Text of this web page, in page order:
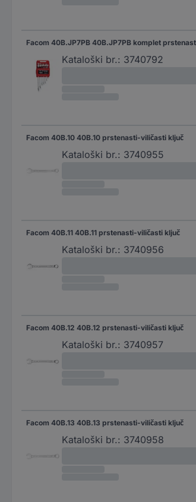
Kataloški br.: 3740792
Facom 40B.10 40B.10 prstenasti-viličasti ključ
Kataloški br.: 3740955
Facom 40B.11 40B.11 prstenasti-viličasti ključ
Kataloški br.: 3740956
Facom 40B.12 40B.12 prstenasti-viličasti ključ
Kataloški br.: 3740957
Facom 40B.13 40B.13 prstenasti-viličasti ključ
Kataloški br.: 3740958